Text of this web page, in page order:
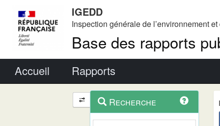
IGEDD
Inspection générale de l’environnement
Base des rapports
Accueil Rapports
Navigation
et
outils
contextuel
Recherche